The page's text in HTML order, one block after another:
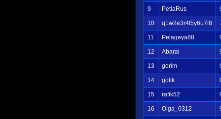
9 PetiaRus
10 q1w2e3r4t5y6u7i8
11 Pelageya88
12 Abarai
13 gorim
14 golik
15 rafik52
16 Olga_0312